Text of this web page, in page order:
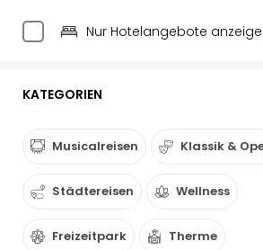
Nur Hotelangebote
KATEGORIEN
Musicalreisen Klassik &
Städtereisen Wellness
Freizeitpark Therme